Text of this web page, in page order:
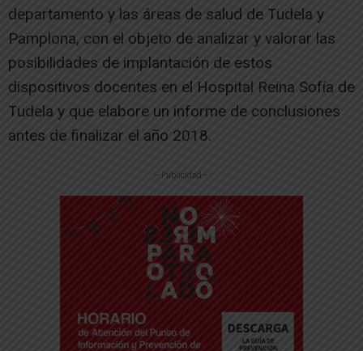
departamento y las áreas de salud de Tudela y
Pamplona, con el objeto de analizar y valorar las
posibilidades de implantación de estos
dispositivos docentes en el Hospital Reina Sofía de
Tudela y que elabore un informe de conclusiones
antes de finalizar el año 2018.
-- Publicidad --